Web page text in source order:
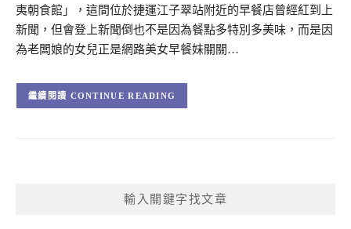
夷朝食館」，這間位於捷運江子翠站附近的早餐店曾經紅到上
新聞，但會登上新聞倒也不是因為餐點多特別多美味，而是因
為老闆娘的女兒正是網路美女早餐妹關關…
CONTINUE READING
輸入關鍵字找文章